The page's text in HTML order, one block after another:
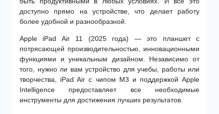
доступно прямо на устройстве, что делает работу
более удобной и разнообразной.
Apple iPad Air 11 (2025 года) — это планшет с
потрясающей производительностью, инновационными
функциями и уникальным дизайном. Независимо от
того, нужно ли вам устройство для учебы, работы или
творчества, iPad Air с чипом M3 и поддержкой Apple
Intelligence предоставляет все необходимые
инструменты для достижения лучших результатов.